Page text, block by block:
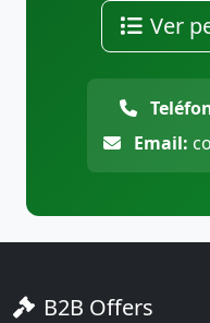
Ver
Email:
B2B Offers